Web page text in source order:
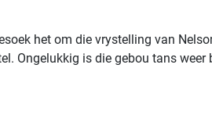
het om die vrystelling van
Ongelukkig is die gebou tans weer